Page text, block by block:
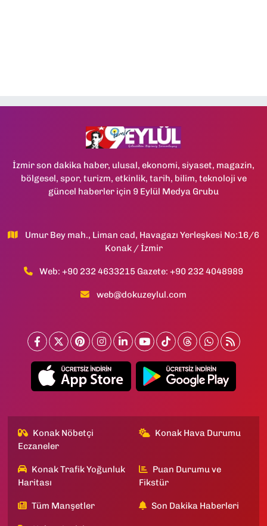
İzmir son dakika haber, ulusal, ekonomi, siyaset, magazin,
bölgesel, spor, turizm, etkinlik, tarih, bilim, teknoloji ve
güncel haberler için 9 Eylül Medya Grubu
Umur Bey mah., Liman cad, Havagazı Yerleşkesi No:16/6
Konak / İzmir
Web: +90 232 4633215 Gazete: +90 232 4048989
web@dokuzeylul.com
Konak Nöbetçi
Eczaneler
Konak Hava Durumu
Konak Trafik Yoğunluk
Haritası
Puan Durumu ve
Fikstür
Tüm Manşetler Son Dakika Haberleri